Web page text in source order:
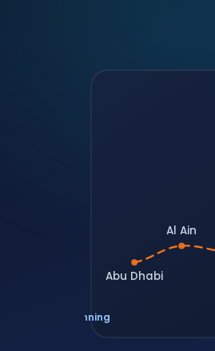
Abu Dhabi
Al Ain
Live route planning